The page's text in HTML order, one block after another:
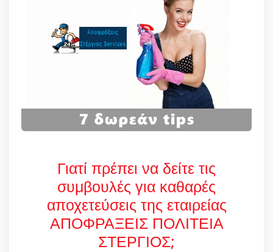
Γιατί πρέπει να δείτε τις
συμβουλές για καθαρές
αποχετεύσεις της εταιρείας
ΑΠΟΦΡΑΞΕΙΣ ΠΟΛΙΤΕΙΑ
ΣΤΕΡΓΙΟΣ;